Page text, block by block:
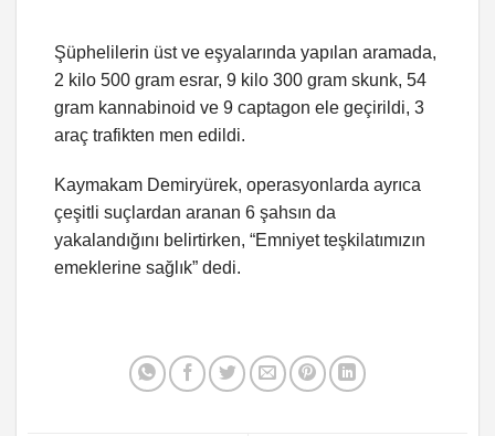
Şüphelilerin üst ve eşyalarında yapılan aramada,
2 kilo 500 gram esrar, 9 kilo 300 gram skunk, 54
gram kannabinoid ve 9 captagon ele geçirildi, 3
araç trafikten men edildi.
Kaymakam Demiryürek, operasyonlarda ayrıca
çeşitli suçlardan aranan 6 şahsın da
yakalandığını belirtirken, “Emniyet teşkilatımızın
emeklerine sağlık” dedi.